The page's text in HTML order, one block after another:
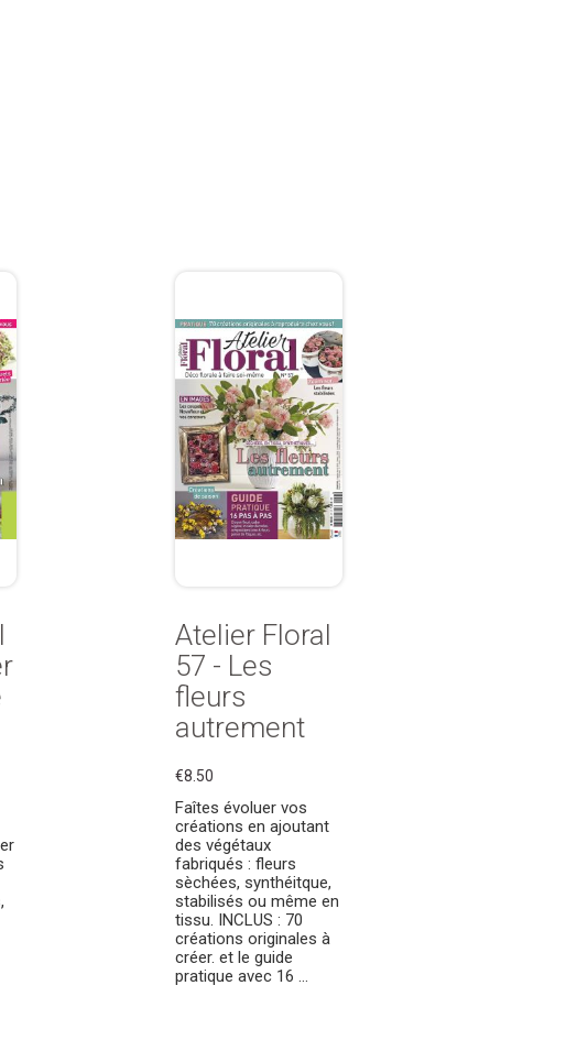
Atelier Floral
57 - Les
fleurs
autrement
€8.50
Faîtes évoluer vos
créations en ajoutant
des végétaux
fabriqués : fleurs
sèchées, synthéitque,
stabilisés ou même en
tissu. INCLUS : 70
créations originales à
créer. et le guide
pratique avec 16 ...